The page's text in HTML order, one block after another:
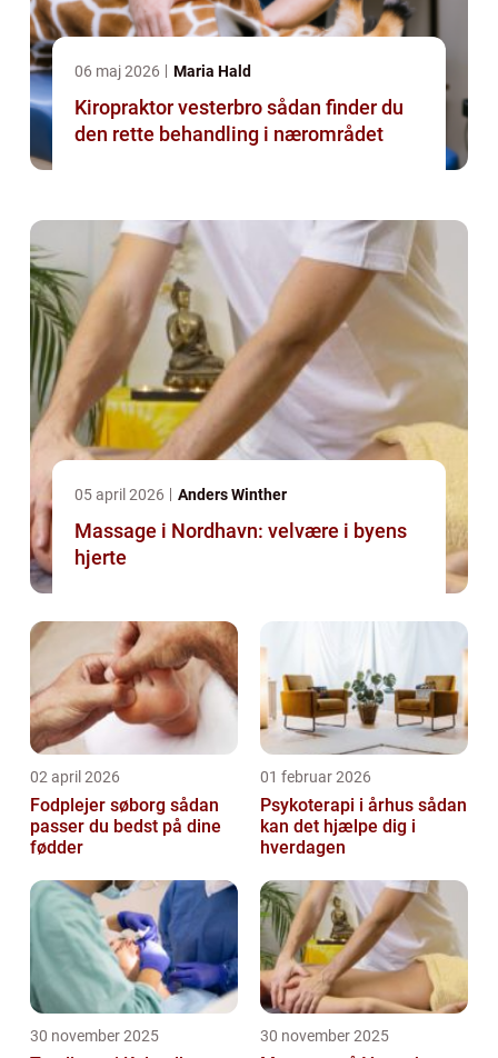
06 maj 2026 Maria Hald
Kiropraktor vesterbro sådan finder du
den rette behandling i nærområdet
05 april 2026 Anders Winther
Massage i Nordhavn: velvære i byens
hjerte
02 april 2026
Fodplejer søborg sådan
passer du bedst på dine
fødder
01 februar 2026
Psykoterapi i århus sådan
kan det hjælpe dig i
hverdagen
30 november 2025 30 november 2025